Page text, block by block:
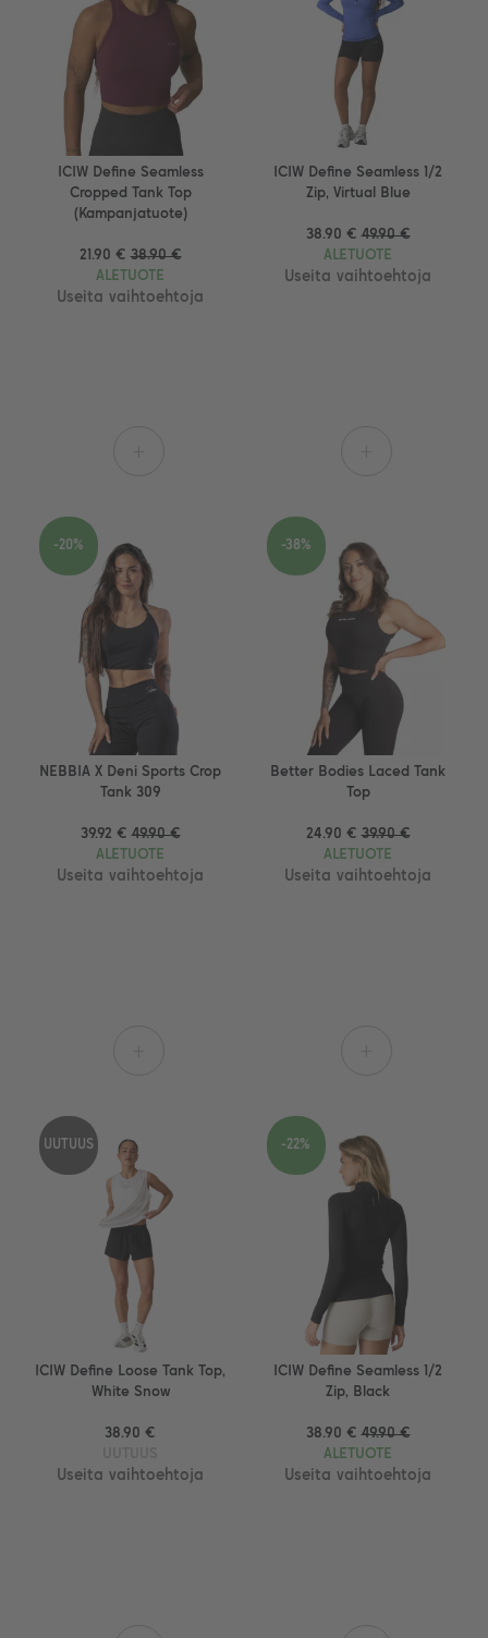
ICIW Define Seamless
Cropped Tank Top
(Kampanjatuote)
21.90 € 38.90 €
ALETUOTE
Useita vaihtoehtoja
ICIW Define Seamless 1/2
Zip, Virtual Blue
38.90 € 49.90 €
ALETUOTE
Useita vaihtoehtoja
NEBBIA X Deni Sports Crop
Tank 309
39.92 € 49.90 €
ALETUOTE
Useita vaihtoehtoja
-20%
Better Bodies Laced Tank
Top
24.90 € 39.90 €
ALETUOTE
Useita vaihtoehtoja
-38%
ICIW Define Loose Tank Top,
White Snow
38.90 €
Useita vaihtoehtoja
UUTUUS
ICIW Define Seamless 1/2
Zip, Black
38.90 € 49.90 €
ALETUOTE
Useita vaihtoehtoja
-22%